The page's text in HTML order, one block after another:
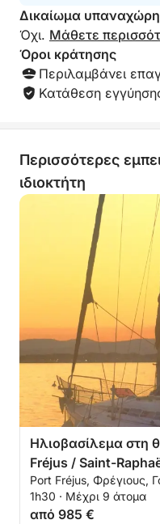
διασκεδαστική
Κεράστε τον εαυτό
εμπειρία,
ναυτικές απολαύσεις
Κάντε κράτηση τώρα
μέρα στη θάλασσα!
Δικαίωμα
Όχι. Μάθετε
Όροι κράτησης
Περιλαμβάνει
Κατάθεση
Περισσότερες
ιδιοκτήτη
Ηλιοβασίλεμα στη
Fréjus / Saint-
Port Fréjus, Φρέγιους,
1h30 · Μέχρι 9 άτομα
από 985 €